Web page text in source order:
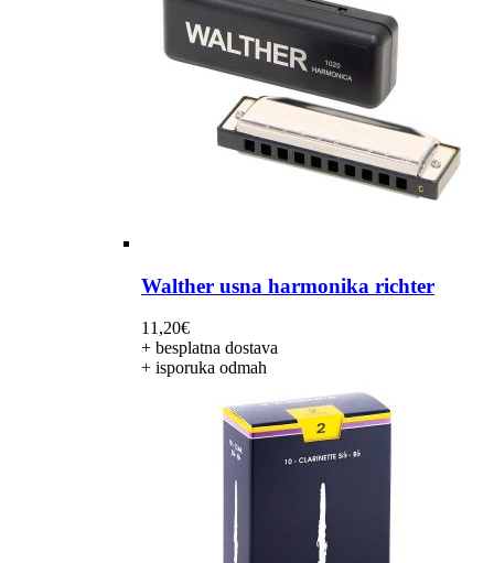
Walther usna harmonika richter
11,20€
+ besplatna dostava
+ isporuka odmah